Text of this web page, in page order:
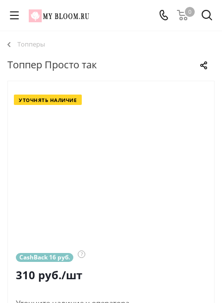
0
Топперы
Топпер Просто так
УТОЧНЯТЬ НАЛИЧИЕ
CashBack 16 руб. ?
310 руб./шт